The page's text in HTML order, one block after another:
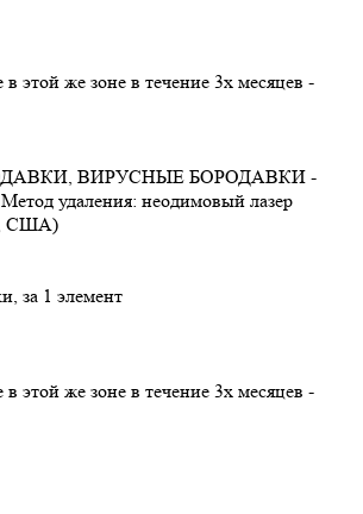
в этой же зоне в течение 3х месяцев -
ВИРУСНЫЕ БОРОДАВКИ -
удаления: неодимовый лазер
США)
за 1 элемент
в этой же зоне в течение 3х месяцев -